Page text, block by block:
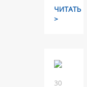
ЧИТАТЬ
>
30